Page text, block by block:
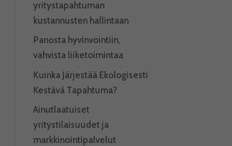
yritystapahtuman
kustannusten hallintaan
Panosta hyvinvointiin,
vahvista liiketoimintaa
Kuinka Järjestää Ekologisesti
Kestävä Tapahtuma?
Ainutlaatuiset
yritystilaisuudet ja
markkinointipalvelut